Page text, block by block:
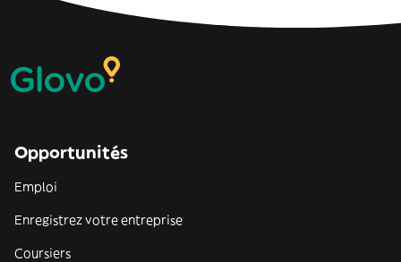
Opportunités
Emploi
Enregistrez votre entreprise
Coursiers